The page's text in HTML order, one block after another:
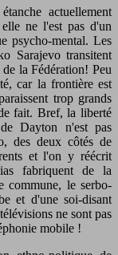
actuellement
elle ne l'est pas d'un
psycho-mental. Les
Sarajevo transitent
la Fédération! Peu
car la frontière est
trop grands
fait. Bref, la liberté
Dayton n'est pas
des deux côtés de
et l'on y réécrit
fabriquent de la
commune, le serbo-
et d'une soi-disant
ne sont pas
mobile !